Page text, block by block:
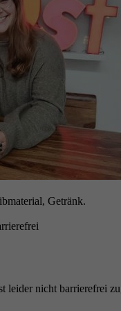
Getränk.
leider nicht barrierefrei